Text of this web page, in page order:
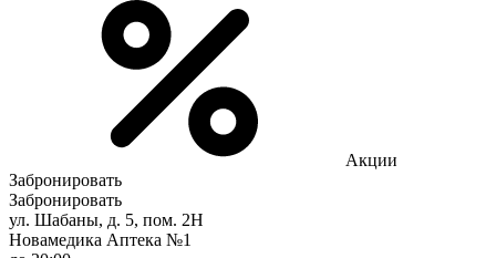
Акции
Забронировать
Забронировать
ул. Шабаны, д. 5, пом. 2Н
Новамедика Аптека №1